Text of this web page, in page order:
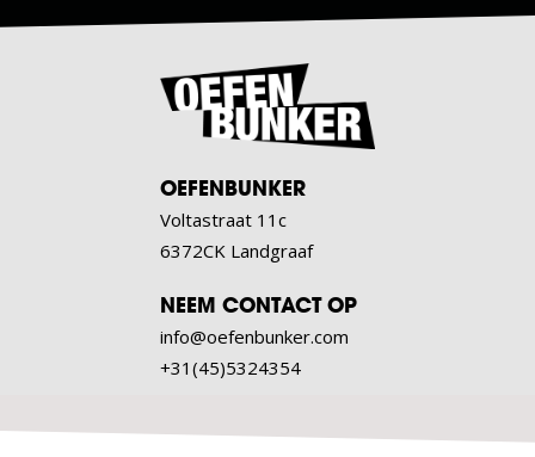
OEFENBUNKER
Voltastraat 11c
6372CK Landgraaf
NEEM CONTACT OP
info@oefenbunker.com
+31(45)5324354